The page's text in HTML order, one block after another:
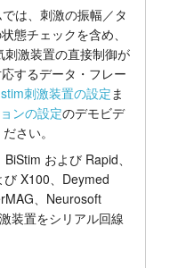
価格
は、刺激の振幅／タ
態チェックを含め、
激装置の直接制御が
するデータ・フレー
刺激装置の設定ま
ンの設定のデモビデ
さい。
および Rapid、
X100、Deymed
、Neurosoft
装置をシリアル回線